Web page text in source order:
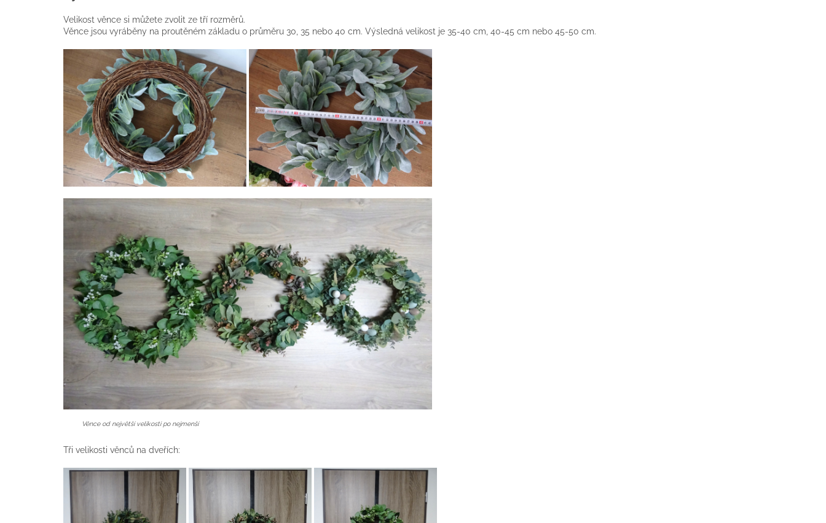
Velikost věnce si můžete zvolit ze tří rozměrů.
Věnce jsou vyráběny na proutěném základu o průměru 30, 35 nebo 40 cm. Výsledná velikost je 35-40 cm, 40-45 cm nebo 45-50 cm.
Věnce od největší velikosti po nejmenší
Tři velikosti věnců na dveřích: